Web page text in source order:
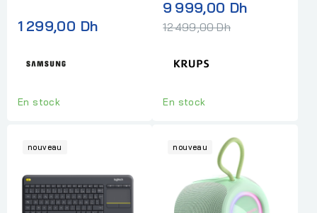
1 299,00 Dh
En stock
EXPERIENCE+
9 999,00 DhPrix
12 499,00 Dh
En stock
nouveau nouveau